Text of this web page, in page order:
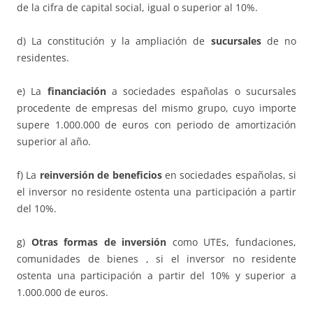
de la cifra de capital social, igual o superior al 10%.
d) La constitución y la ampliación de sucursalesde no
residentes.
e) La financiacióna sociedades españolas o sucursales
procedente de empresas del mismo grupo, cuyo importe
supere 1.000.000 de euros con periodo de amortización
superior al año.
f) La reinversión de beneficiosen sociedades españolas, si
el inversor no residente ostenta una participación a partir
del 10%.
g) Otras formas de inversión como UTEs, fundaciones,
comunidades de bienes , si el inversor no residente
ostenta una participación a partir del 10% y superior a
1.000.000 de euros.